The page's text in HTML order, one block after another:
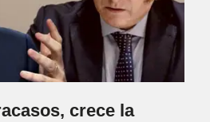
crece la